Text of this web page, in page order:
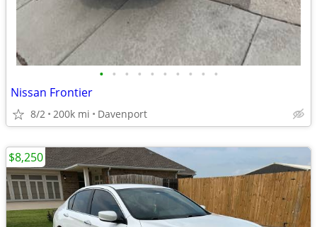
• • • • • • • • • •
Nissan Frontier
8/2 200k mi Davenport
$8,250